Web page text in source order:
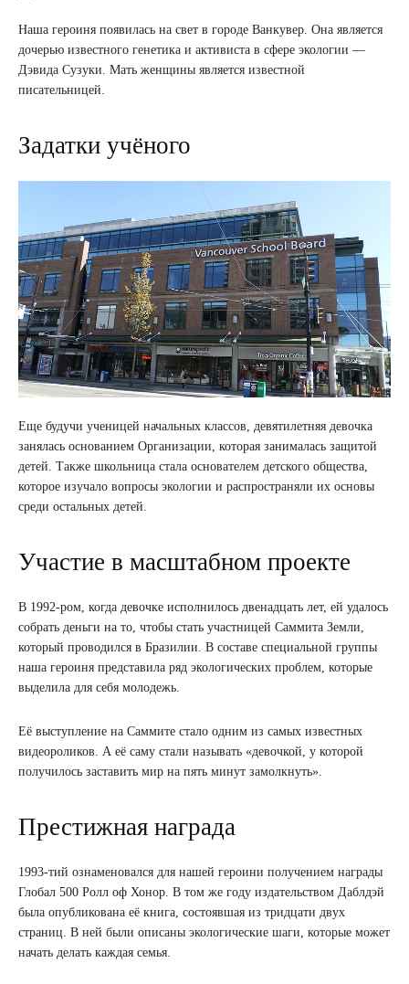
Наша героиня появилась на свет в городе Ванкувер. Она является
дочерью известного генетика и активиста в сфере экологии —
Дэвида Сузуки. Мать женщины является известной
писательницей.
Задатки учёного
Еще будучи ученицей начальных классов, девятилетняя девочка
занялась основанием Организации, которая занималась защитой
детей. Также школьница стала основателем детского общества,
которое изучало вопросы экологии и распространяли их основы
среди остальных детей.
Участие в масштабном проекте
В 1992-ром, когда девочке исполнилось двенадцать лет, ей удалось
собрать деньги на то, чтобы стать участницей Саммита Земли,
который проводился в Бразилии. В составе специальной группы
наша героиня представила ряд экологических проблем, которые
выделила для себя молодежь.
Её выступление на Саммите стало одним из самых известных
видеороликов. А её саму стали называть «девочкой, у которой
получилось заставить мир на пять минут замолкнуть».
Престижная награда
1993-тий ознаменовался для нашей героини получением награды
Глобал 500 Ролл оф Хонор. В том же году издательством Даблдэй
была опубликована её книга, состоявшая из тридцати двух
страниц. В ней были описаны экологические шаги, которые может
начать делать каждая семья.